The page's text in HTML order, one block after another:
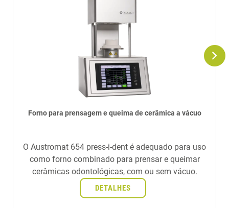
Forno para prensagem e queima de cerâmica a vácuo
O Austromat 654 press-i-dent é adequado para uso
como forno combinado para prensar e queimar
cerâmicas odontológicas, com ou sem vácuo.
DETALHES